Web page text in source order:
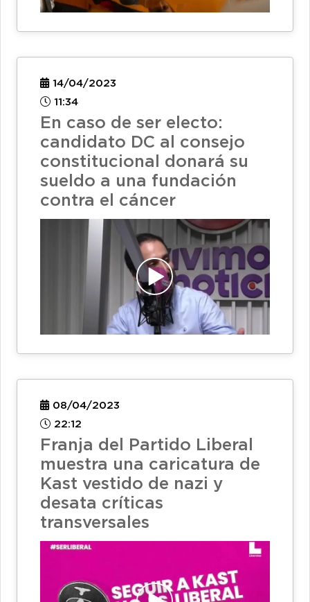
14/04/2023
11:34
En caso de ser electo:
candidato DC al consejo
constitucional donará su
sueldo a una fundación
contra el cáncer
08/04/2023
22:12
Franja del Partido Liberal
muestra una caricatura de
Kast vestido de nazi y
desata críticas
transversales